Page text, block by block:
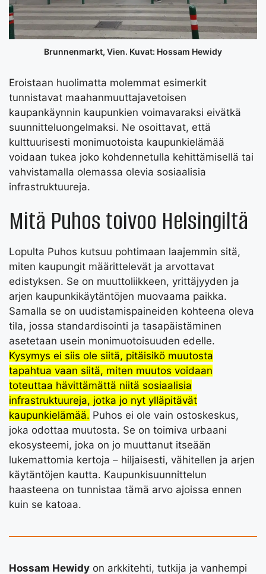
Brunnenmarkt, Vien. Kuvat: Hossam Hewidy
Eroistaan huolimatta molemmat esimerkit
tunnistavat maahanmuuttajavetoisen
kaupankäynnin kaupunkien voimavaraksi eivätkä
suunnitteluongelmaksi. Ne osoittavat, että
kulttuurisesti monimuotoista kaupunkielämää
voidaan tukea joko kohdennetulla kehittämisellä tai
vahvistamalla olemassa olevia sosiaalisia
infrastruktuureja.
Mitä Puhos toivoo Helsingiltä
Lopulta Puhos kutsuu pohtimaan laajemmin sitä,
miten kaupungit määrittelevät ja arvottavat
edistyksen. Se on muuttoliikkeen, yrittäjyyden ja
arjen kaupunkikäytäntöjen muovaama paikka.
Samalla se on uudistamispaineiden kohteena oleva
tila, jossa standardisointi ja tasapäistäminen
asetetaan usein monimuotoisuuden edelle.
Kysymys ei siis ole siitä, pitäisikö muutosta
tapahtua vaan siitä, miten muutos voidaan
toteuttaa hävittämättä niitä sosiaalisia
infrastruktuureja, jotka jo nyt ylläpitävät
kaupunkielämää. Puhos ei ole vain ostoskeskus,
joka odottaa muutosta. Se on toimiva urbaani
ekosysteemi, joka on jo muuttanut itseään
lukemattomia kertoja – hiljaisesti, vähitellen ja arjen
käytäntöjen kautta. Kaupunkisuunnittelun
haasteena on tunnistaa tämä arvo ajoissa ennen
kuin se katoaa.
Hossam Hewidy on arkkitehti, tutkija ja vanhempi